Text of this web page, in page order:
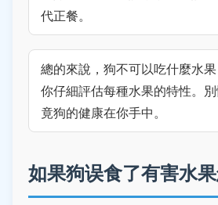
代正餐。
總的來說，狗不可以吃什麼水
你仔細評估每種水果的特性。
竟狗的健康在你手中。
如果狗误食了有害水